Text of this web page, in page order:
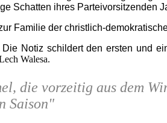
Schatten ihres Parteivorsitzenden
Familie der christlich-
Notiz schildert den ersten und
Walesa.
die vorzeitig aus dem
Saison"